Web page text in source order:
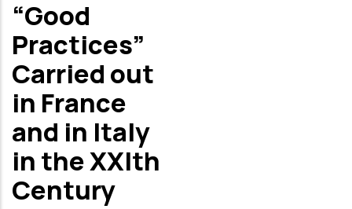
“Good
Practices”
Carried out
in France
and in Italy
in the XXIth
Century